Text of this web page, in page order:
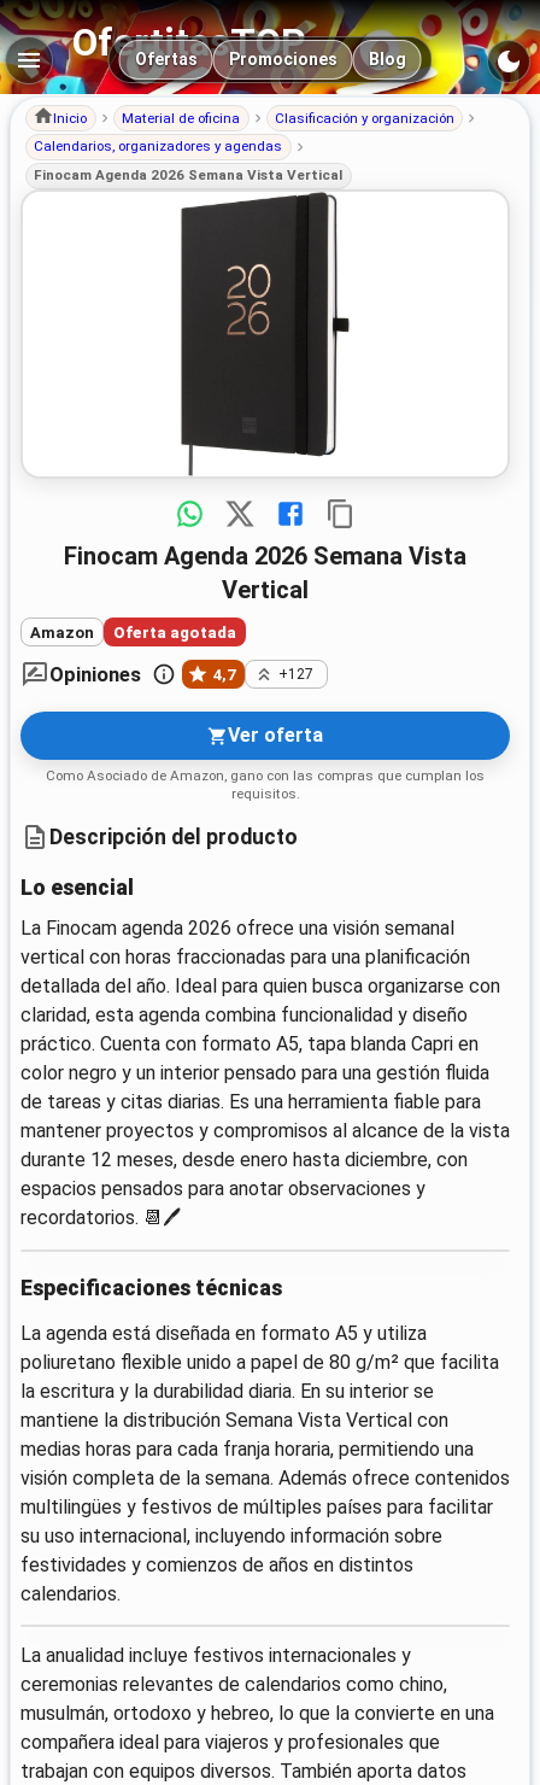
OfertitasTOP
Navegación principal
Ofertas Promociones Blog
Inicio Material de oficina
Clasificación y organización
Calendarios, organizadores y agendas
Finocam Agenda 2026 Semana Vista Vertical
Finocam Agenda 2026 Semana Vista
Vertical
Amazon Oferta agotada
Opiniones 4,7 +127
Ver oferta
Como Asociado de Amazon, gano con las compras que cumplan los
requisitos.
Descripción del producto
Lo esencial
La Finocam agenda 2026 ofrece una visión semanal
vertical con horas fraccionadas para una planificación
detallada del año. Ideal para quien busca organizarse con
claridad, esta agenda combina funcionalidad y diseño
práctico. Cuenta con formato A5, tapa blanda Capri en
color negro y un interior pensado para una gestión fluida
de tareas y citas diarias. Es una herramienta fiable para
mantener proyectos y compromisos al alcance de la vista
durante 12 meses, desde enero hasta diciembre, con
espacios pensados para anotar observaciones y
recordatorios. 📆🖊️
Especificaciones técnicas
La agenda está diseñada en formato A5 y utiliza
poliuretano flexible unido a papel de 80 g/m² que facilita
la escritura y la durabilidad diaria. En su interior se
mantiene la distribución Semana Vista Vertical con
medias horas para cada franja horaria, permitiendo una
visión completa de la semana. Además ofrece contenidos
multilingües y festivos de múltiples países para facilitar
su uso internacional, incluyendo información sobre
festividades y comienzos de años en distintos
calendarios.
La anualidad incluye festivos internacionales y
ceremonias relevantes de calendarios como chino,
musulmán, ortodoxo y hebreo, lo que la convierte en una
compañera ideal para viajeros y profesionales que
trabajan con equipos diversos. También aporta datos